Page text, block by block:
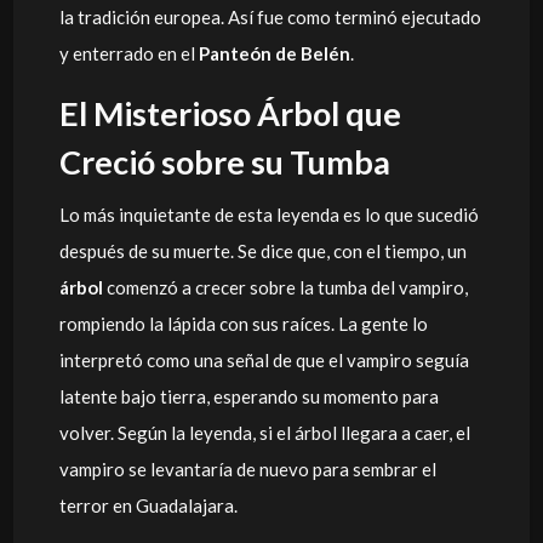
la tradición europea. Así fue como terminó ejecutado
y enterrado en el Panteón de Belén.
El Misterioso Árbol que
Creció sobre su Tumba
Lo más inquietante de esta leyenda es lo que sucedió
después de su muerte. Se dice que, con el tiempo, un
árbol comenzó a crecer sobre la tumba del vampiro,
rompiendo la lápida con sus raíces. La gente lo
interpretó como una señal de que el vampiro seguía
latente bajo tierra, esperando su momento para
volver. Según la leyenda, si el árbol llegara a caer, el
vampiro se levantaría de nuevo para sembrar el
terror en Guadalajara.